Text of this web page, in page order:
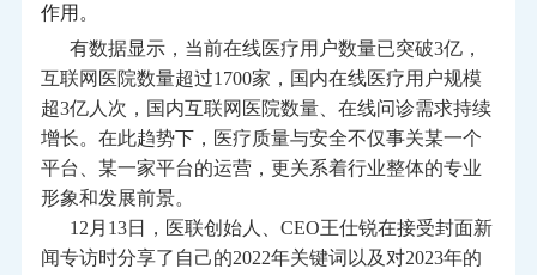
作用。
有数据显示，当前在线医疗用户数量已突破3亿，
互联网医院数量超过1700家，国内在线医疗用户规模
超3亿人次，国内互联网医院数量、 在线问诊需求持续
增长。在此趋势下，医疗质量与安全不仅事关某一个
平台、某一家平台的运营，更关系着行业整体的专业
形象和发展前景。
12月13日，医联创始人、CEO王仕锐在接受封面新
闻专访时分享了自己的2022年关键词以及对2023年的